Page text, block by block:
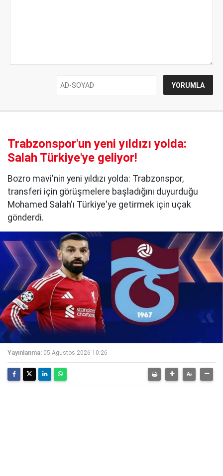
Trabzonspor'un yeni yıldızı yolda:
Salah Türkiye'ye geliyor!
Bozro mavi'nin yeni yıldızı yolda: Trabzonspor,
transferi için görüşmelere başladığını duyurduğu
Mohamed Salah'ı Türkiye'ye getirmek için uçak
gönderdi.
Yayınlanma: 05 Ağustos 2026 10:26